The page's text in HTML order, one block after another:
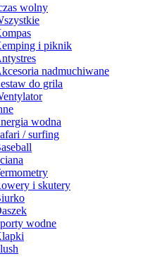
wolny
i piknik
nadmuchiwane
do grila
wodna
/ surfing
i skutery
wodne